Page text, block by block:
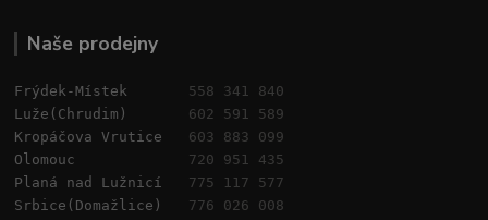
Naše prodejny
Frýdek-Místek 558 341 840
Luže(Chrudim) 602 591 589
Kropáčova Vrutice 603 883 099
Olomouc 720 951 435
Planá nad Lužnicí 775 117 577
Srbice(Domažlice) 776 026 008